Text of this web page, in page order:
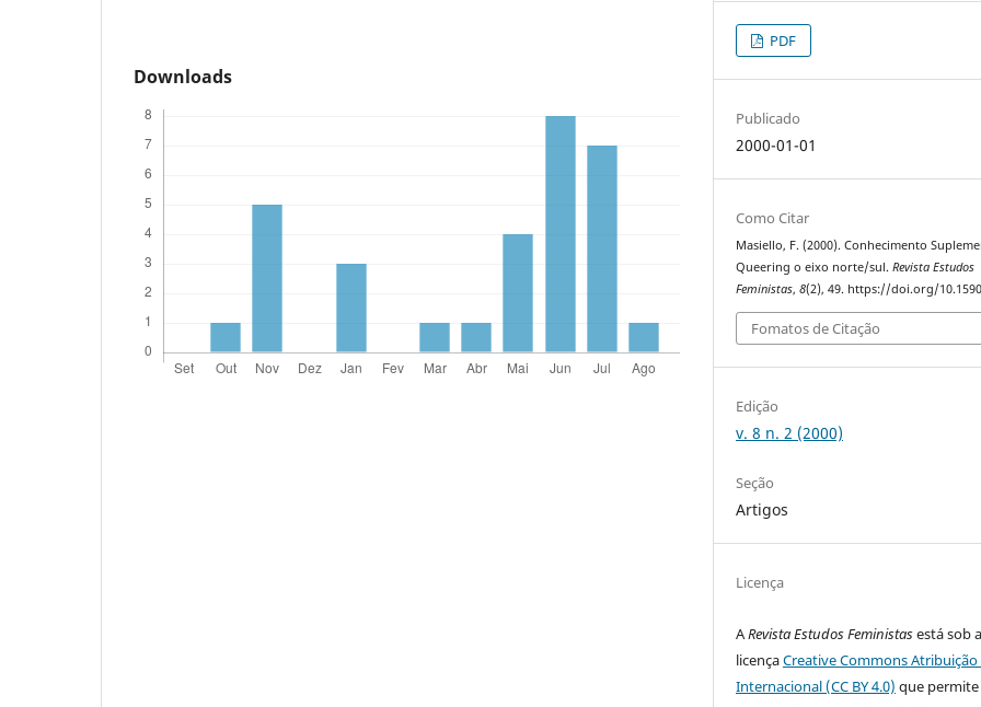
Downloads
PDF
Publicado
2000-01-01
Como Citar
Masiello, F. (2000). Conhecimento
Queering o eixo norte/sul.Revista Estudos
Feministas,8(2), 49. https://doi.org/
Fomatos de Citação
Edição
v. 8 n. 2 (2000)
Seção
Artigos
Licença
ARevista Estudos Feministasestá sob a
licençaCreative Commons Atribuição
Internacional (CC BY 4.0) que